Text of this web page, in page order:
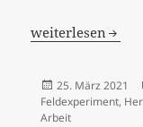
[:de]Wichtige
weiterlesen
Veröffentlicht
am
25. März 2021
Feldexperiment,
Arbeit